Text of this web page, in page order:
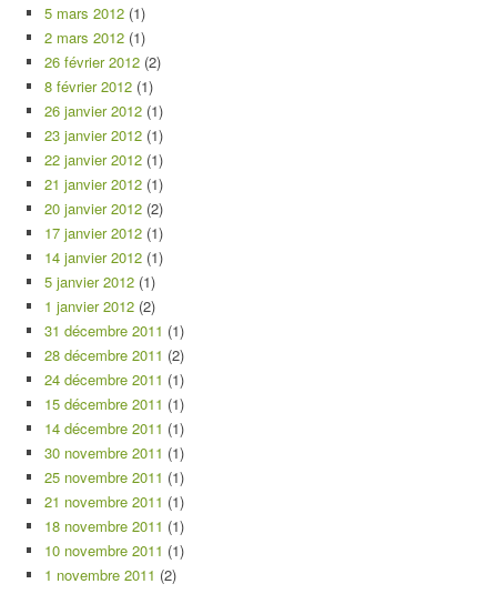
5 mars 2012 (1)
2 mars 2012 (1)
26 février 2012 (2)
8 février 2012 (1)
26 janvier 2012 (1)
23 janvier 2012 (1)
22 janvier 2012 (1)
21 janvier 2012 (1)
20 janvier 2012 (2)
17 janvier 2012 (1)
14 janvier 2012 (1)
5 janvier 2012 (1)
1 janvier 2012 (2)
31 décembre 2011 (1)
28 décembre 2011 (2)
24 décembre 2011 (1)
15 décembre 2011 (1)
14 décembre 2011 (1)
30 novembre 2011 (1)
25 novembre 2011 (1)
21 novembre 2011 (1)
18 novembre 2011 (1)
10 novembre 2011 (1)
1 novembre 2011 (2)